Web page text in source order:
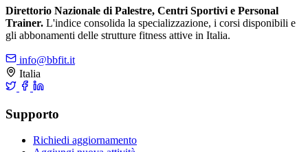
Direttorio Nazionale di Palestre, Centri Sportivi e Personal
Trainer. L'indice consolida la specializzazione, i corsi disponibili e
gli abbonamenti delle strutture fitness attive in Italia.
info@bbfit.it
Italia
Supporto
Richiedi aggiornamento